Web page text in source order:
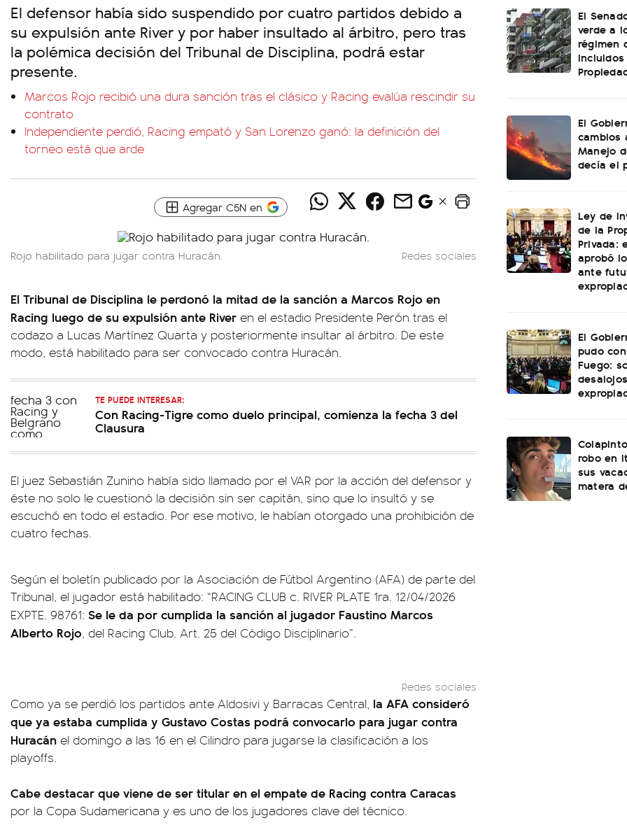
El defensor había sido suspendido por cuatro partidos debido a
su expulsión ante River y por haber insultado al árbitro, pero tras
la polémica decisión del Tribunal de Disciplina, podrá estar
presente.
Marcos Rojo recibió una dura sanción tras el clásico y Racing evalúa rescindir su
contrato
Independiente perdió, Racing empató y San Lorenzo ganó: la definición del
torneo está que arde
Agregar C5N en
Rojo habilitado para jugar contra Huracán. Redes sociales
El Tribunal de Disciplina le perdonó la mitad de la sanción a Marcos Rojo en
Racing luego de su expulsión ante River en el estadio Presidente Perón tras el
codazo a Lucas Martínez Quarta y posteriormente insultar al árbitro. De este
modo, está habilitado para ser convocado contra Huracán.
TE PUEDE INTERESAR:
Con Racing-Tigre como duelo principal, comienza la fecha 3 del
Clausura
El juez Sebastián Zunino había sido llamado por el VAR por la acción del defensor y
éste no solo le cuestionó la decisión sin ser capitán, sino que lo insultó y se
escuchó en todo el estadio. Por ese motivo, le habían otorgado una prohibición de
cuatro fechas.
Según el boletín publicado por la Asociación de Fútbol Argentino (AFA) de parte del
Tribunal, el jugador está habilitado: “RACING CLUB c. RIVER PLATE 1ra. 12/04/2026
EXPTE. 98761: Se le da por cumplida la sanción al jugador Faustino Marcos
Alberto Rojo, del Racing Club. Art. 25 del Código Disciplinario”.
Redes sociales
Como ya se perdió los partidos ante Aldosivi y Barracas Central, la AFA consideró
que ya estaba cumplida y Gustavo Costas podrá convocarlo para jugar contra
Huracán el domingo a las 16 en el Cilindro para jugarse la clasificación a los
playoffs.
Cabe destacar que viene de ser titular en el empate de Racing contra Caracas
por la Copa Sudamericana y es uno de los jugadores clave del técnico.
El
verde a
régimen
El
cambios
Manejo
decía el
Ley de
de la
Privada:
aprobó
ante
El
pudo
Fuego:
robo en
sus
matera